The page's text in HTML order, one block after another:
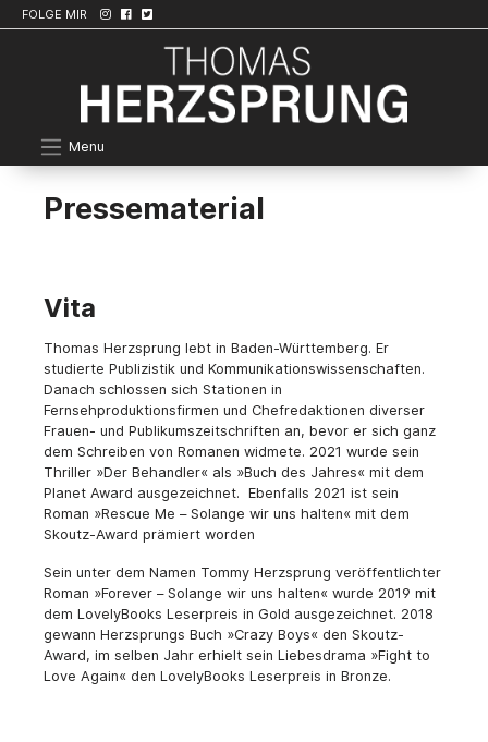
FOLGE MIR
Menu
Pressematerial
Vita
Thomas Herzsprung lebt in Baden-Württemberg. Er
studierte Publizistik und Kommunikationswissenschaften.
Danach schlossen sich Stationen in
Fernsehproduktionsfirmen und Chefredaktionen diverser
Frauen- und Publikumszeitschriften an, bevor er sich ganz
dem Schreiben von Romanen widmete. 2021 wurde sein
Thriller »Der Behandler« als »Buch des Jahres« mit dem
Planet Award ausgezeichnet. Ebenfalls 2021 ist sein
Roman »Rescue Me – Solange wir uns halten« mit dem
Skoutz-Award prämiert worden
Sein unter dem Namen Tommy Herzsprung veröffentlichter
Roman »Forever – Solange wir uns halten« wurde 2019 mit
dem LovelyBooks Leserpreis in Gold ausgezeichnet. 2018
gewann Herzsprungs Buch »Crazy Boys« den Skoutz-
Award, im selben Jahr erhielt sein Liebesdrama »Fight to
Love Again« den LovelyBooks Leserpreis in Bronze.